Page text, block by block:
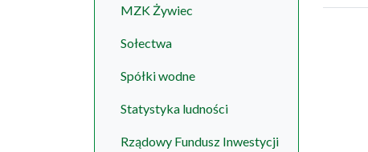
MZK Żywiec
Sołectwa
Spółki wodne
Statystyka ludności
Rządowy Fundusz Inwestycji